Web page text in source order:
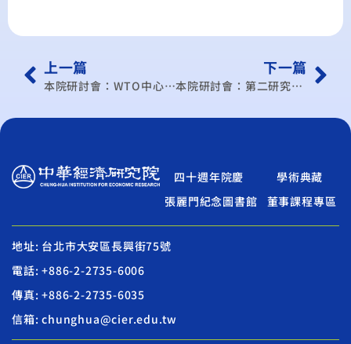
上一篇
本院研討會：WTO中心學術研討會(101/1月)
下一篇
本院研討會：第二研究所學術研討會(101/1月)
四十週年院慶
學術典藏
張麗門紀念圖書館
董事課程專區
地址: 台北市大安區長興街75號
電話: +886-2-2735-6006
傳真: +886-2-2735-6035
信箱: chunghua@cier.edu.tw